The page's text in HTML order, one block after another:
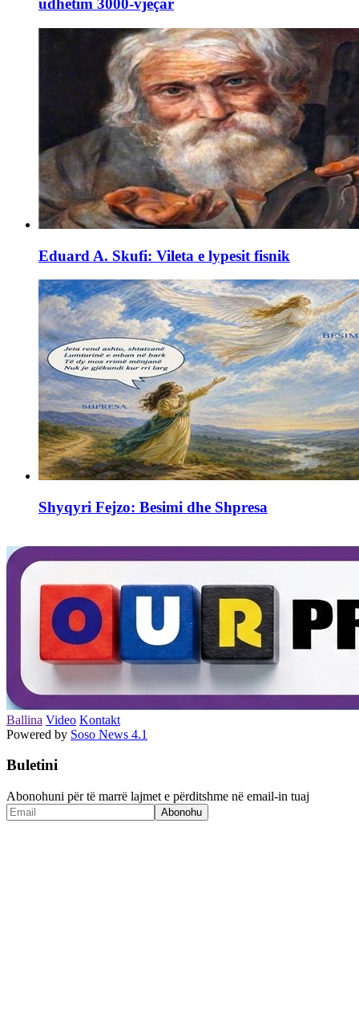
udhëtim 3000-vjeçar
Eduard A. Skufi: Vileta e lypesit fisnik
Shyqyri Fejzo: Besimi dhe Shpresa
Ballina Video Kontakt
Powered by Soso News 4.1
Buletini
Abonohuni për të marrë lajmet e përditshme në email-in tuaj
Abonohu